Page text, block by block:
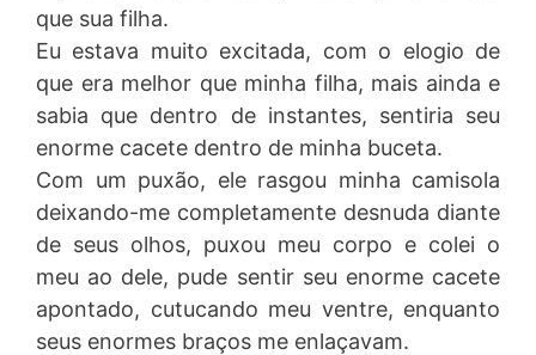
que sua filha.
Eu estava muito excitada, com o elogio de
que era melhor que minha filha, mais ainda e
sabia que dentro de instantes, sentiria seu
enorme cacete dentro de minha buceta.
Com um puxão, ele rasgou minha camisola
deixando-me completamente desnuda diante
de seus olhos, puxou meu corpo e colei o
meu ao dele, pude sentir seu enorme cacete
apontado, cutucando meu ventre, enquanto
seus enormes braços me enlaçavam.